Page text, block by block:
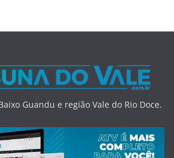
Guandu e região Vale do Rio Doce.